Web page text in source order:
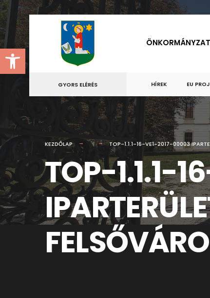
Eszköztár megnyitása
content
ÖNKORMÁNYZAT
GYORS ELÉRÉS HÍREK EU
KEZDŐLAP TOP-1.1.1-16-VE1-2017-00003
TOP-1.1.1-